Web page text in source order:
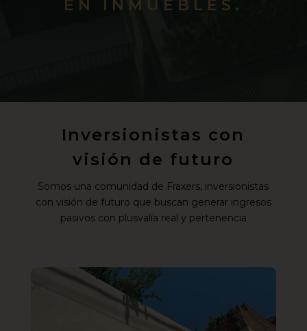
EN INMUEBLES.
Inversionistas con
visión de futuro
Somos una comunidad de Fraxers, inversionistas
con visión de futuro que buscan generar ingresos
pasivos con plusvalía real y pertenencia